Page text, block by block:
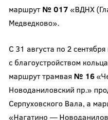
маршрут № 017 «ВДНХ
Медведково».
С 31 августа по 2
с благоустройством
маршрут трамвая № 16
Новоданиловский пр.»
Серпуховского Вала, а
«Нагатино —